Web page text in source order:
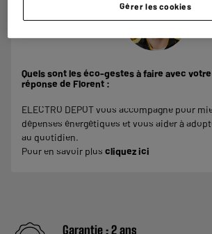
Quels sont les éco-gestes à faire avec
réponse de Florent :
ELECTRO DEPOT vous accompagne pour
dépenses énergétiques et vous aider à
au quotidien.
Pour en savoir plus cliquez ici
Garantie :2 ans
Gérer les cookies